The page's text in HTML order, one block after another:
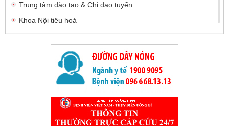
Trung tâm đào tạo & Chỉ đạo tuyến
Khoa Nội tiêu hoá
Khoa Nội tiết
Khoa Tâm thần kinh - cơ xương khớp
Khoa Ngoại Tiêu hóa và Tổng hợp
Khoa Chấn thương - Chỉnh hình và Bỏng
Khoa Ngoại thần kinh
Khoa Phẫu thuật - Can thiệp tim mạch và Lồng ngực